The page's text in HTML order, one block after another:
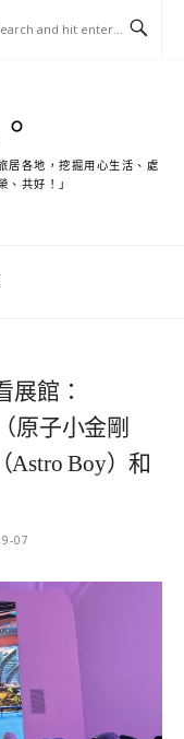
居各地，挖掘用心生活、處
共好！」
展館：
原子小金剛
Astro Boy）和
07